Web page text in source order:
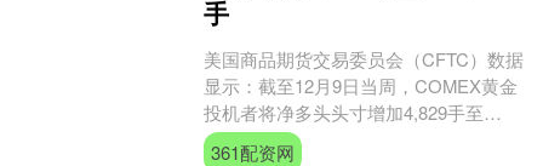
手
美国商品期货交易委员会（CFTC）数据
显示：截至12月9日当周，COMEX黄金
投机者将净多头头寸增加4,829手至
124,637手。....
361配资网